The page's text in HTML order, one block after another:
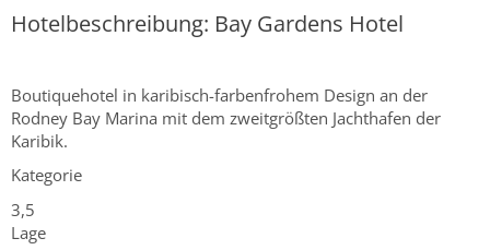
Hotelbeschreibung: Bay Gardens Hotel
Boutiquehotel in karibisch-farbenfrohem Design an der
Rodney Bay Marina mit dem zweitgrößten Jachthafen der
Karibik.
Kategorie
3,5
Lage